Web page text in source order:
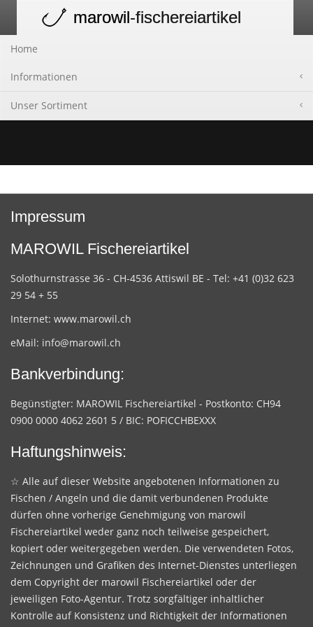
navigation
marowil-fischereiartikel
Home
Informationen
Unser Sortiment
Impressum
MAROWIL Fischereiartikel
Solothurnstrasse 36 - CH-4536 Attiswil BE - Tel: +41 (0)32 623
29 54 + 55
Internet: www.marowil.ch
eMail: info@marowil.ch
Bankverbindung:
Begünstigter: MAROWIL Fischereiartikel - Postkonto: CH94
0900 0000 4062 2601 5 / BIC: POFICCHBEXXX
Haftungshinweis:
☆ Alle auf dieser Website angebotenen Informationen zu
Fischen / Angeln und die damit verbundenen Produkte
dürfen ohne vorherige Genehmigung von marowil
Fischereiartikel weder ganz noch teilweise gespeichert,
kopiert oder weitergegeben werden. Die verwendeten Fotos,
Zeichnungen und Grafiken des Internet-Dienstes unterliegen
dem Copyright der marowil Fischereiartikel oder der
jeweiligen Foto-Agentur. Trotz sorgfältiger inhaltlicher
Kontrolle auf Konsistenz und Richtigkeit der Informationen